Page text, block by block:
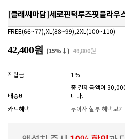
[클래씨마담]세로핀턱루즈핏블라
FREE(66~77),XL(88~99),2XL(100~110)
42,400원 (15%↓) 49,800원
적립금 1%
배송비
총 결제금액이
니다.
카드혜택
무이자 할부 혜택보